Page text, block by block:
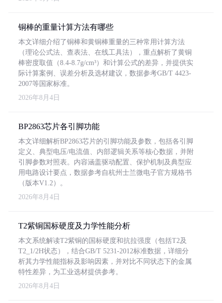
铜棒的重量计算方法有哪些
本文详细介绍了铜棒和黄铜棒重量的三种常用计算方法
（理论公式法、查表法、在线工具法），重点解析了黄铜
棒密度取值（8.4-8.7g/cm³）和计算公式的差异，并提供实
际计算案例、误差分析及选材建议，数据参考GB/T 4423-
2007等国家标准。
2026年8月4日
BP2863芯片各引脚功能
本文详细解析BP2863芯片的引脚功能及参数，包括各引脚
定义、典型电压/电流值、内部逻辑关系等核心数据，并附
引脚参数对照表。内容涵盖驱动配置、保护机制及典型应
用电路设计要点，数据参考自杭州士兰微电子官方规格书
（版本V1.2）。
2026年8月4日
T2紫铜国标硬度及力学性能分析
本文系统解读T2紫铜的国标硬度和抗拉强度（包括T2及
T2_1/2H状态），结合GB/T 5231-2012标准数据，详细分
析其力学性能指标及影响因素，并对比不同状态下的金属
特性差异，为工业选材提供参考。
2026年8月4日